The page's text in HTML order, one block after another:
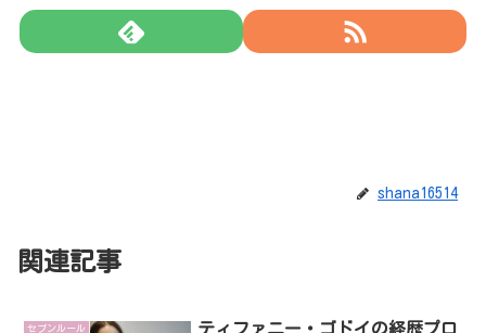
shana16514
関連記事
セブンルール ティファニー・ゴドイの経歴プロ